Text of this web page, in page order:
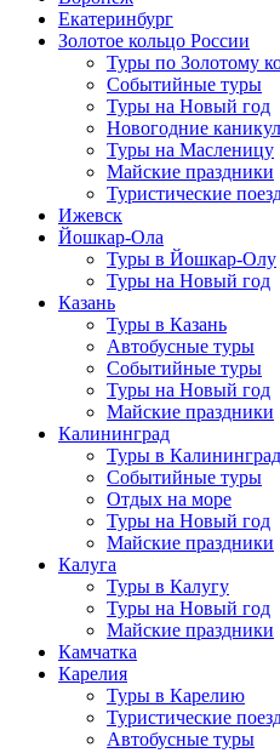
Екатеринбург
Золотое кольцо России
Туры по Золотому
Событийные туры
Туры на Новый год
Новогодние
Туры на Масленицу
Майские праздники
Туристические
Ижевск
Йошкар-Ола
Туры в Йошкар-Олу
Туры на Новый год
Казань
Туры в Казань
Автобусные туры
Событийные туры
Туры на Новый год
Майские праздники
Калининград
Туры в Калининград
Событийные туры
Отдых на море
Туры на Новый год
Майские праздники
Калуга
Туры в Калугу
Туры на Новый год
Майские праздники
Камчатка
Карелия
Туры в Карелию
Туристические
Автобусные туры